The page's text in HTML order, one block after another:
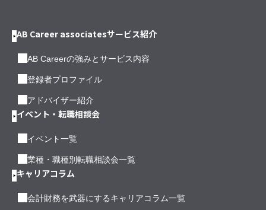
AB Career associatesサービス紹介
AB Careerの強みとサービス内容
登録者プロファイル
アドバイザー紹介
イベント・転職相談会
イベント一覧
業種・職種別転職相談会一覧
キャリアコラム
会計財務を武器にするキャリアコラム一覧